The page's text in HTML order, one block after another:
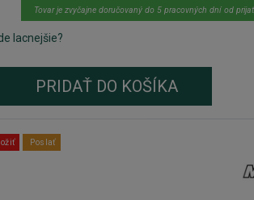
Tovar je zvyčajne doručovaný do 5 pracovných dní od
lacnejšie?
PRIDAŤ DO KOŠÍKA
Poslať